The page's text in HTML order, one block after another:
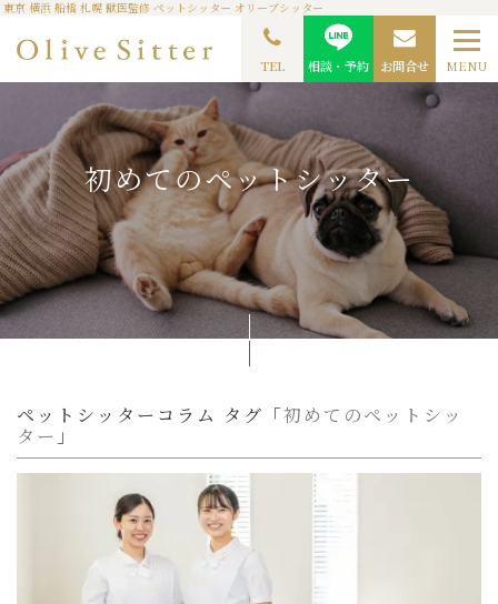
東京 横浜 船橋 札幌 獣医監修 ペットシッター オリーブシッター
MENU
TEL 相談・予約 お問合せ
初めてのペットシッター
初めてのペットシッター
ペットシッターコラム タグ「初めてのペットシッ
ター 」